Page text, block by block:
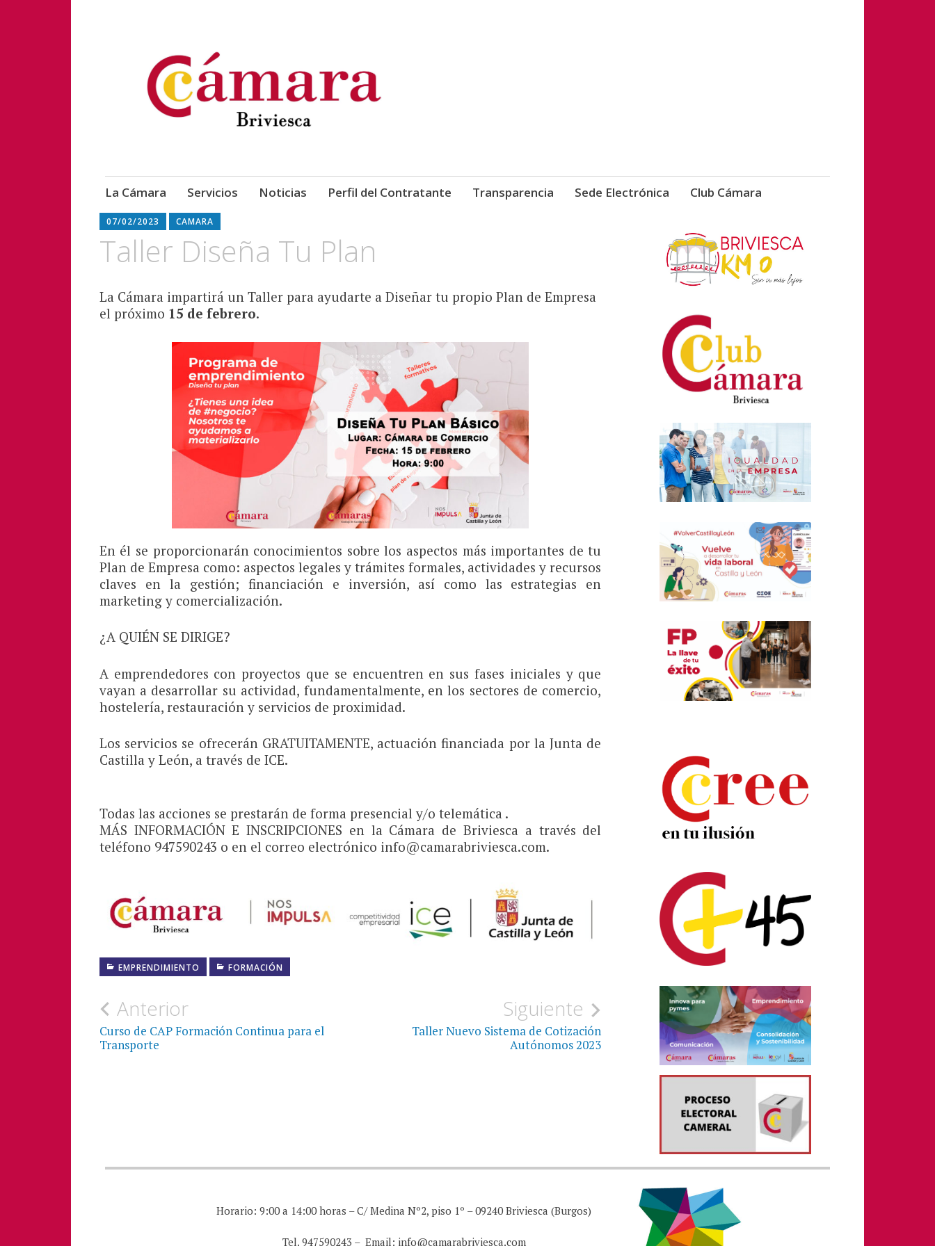
Cámara Oficial de Comercio, Industria y Servicios de Briviesca
Cámara Briviesca
Saltar
contenido
La Cámara Servicios Noticias Perfil del Contratante Transparencia Sede Electrónica Club Cámara
07/02/2023 CAMARA
Taller Diseña Tu Plan
La Cámara impartirá un Taller para ayudarte a Diseñar tu propio Plan de Empresa
el próximo 15 de febrero.
En él se proporcionarán conocimientos sobre los aspectos más importantes de tu
Plan de Empresa como: aspectos legales y trámites formales, actividades y recursos
claves en la gestión; financiación e inversión, así como las estrategias en
marketing y comercialización.
¿A QUIÉN SE DIRIGE?
A emprendedores con proyectos que se encuentren en sus fases iniciales y que
vayan a desarrollar su actividad, fundamentalmente, en los sectores de comercio,
hostelería, restauración y servicios de proximidad.
Los servicios se ofrecerán GRATUITAMENTE, actuación financiada por la Junta de
Castilla y León, a través de ICE.
Todas las acciones se prestarán de forma presencial y/o telemática .
MÁS INFORMACIÓN E INSCRIPCIONES en la Cámara de Briviesca a través del
teléfono 947590243 o en el correo electrónico info@camarabriviesca.com.
EMPRENDIMIENTO FORMACIÓN
Navegación
de
Anterior
Curso de CAP Formación Continua para el
Transporte
Siguiente
Taller Nuevo Sistema de Cotización
Autónomos 2023
Horario: 9:00 a 14:00 horas – C/ Medina Nº2, piso 1º – 09240 Briviesca (Burgos)
Tel. 947590243 – Email: info@camarabriviesca.com